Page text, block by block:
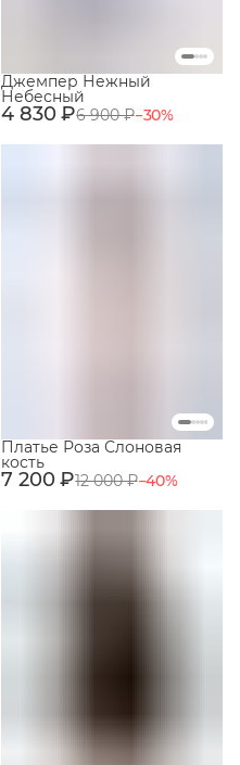
4 830 ₽6 900 ₽−30%
Джемпер Нежный
Небесный
7 200 ₽12 000 ₽−40%
Платье Роза Слоновая
кость